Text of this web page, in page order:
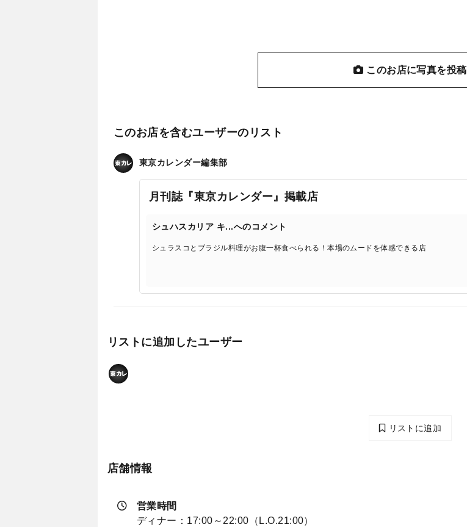
このお店に写真を投稿
このお店を含むユーザーのリスト
東京カレンダー編集部
月刊誌『東京カレンダー』掲載店
シュハスカリア キ...へのコメント
シュラスコとブラジル料理がお腹一杯食べられる！本場のムードを体感できる店
リストに追加したユーザー
リストに追加
店舗情報
営業時間
ディナー：17:00～22:00（L.O.21:00）